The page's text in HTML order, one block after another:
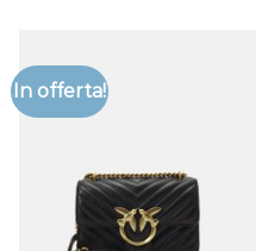
In offerta!